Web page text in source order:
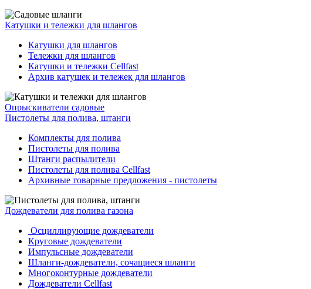
Катушки и тележки для шлангов
Катушки для шлангов
Тележки для шлангов
Катушки и тележки Cellfast
Архив катушек и тележек для шлангов
Опрыскиватели садовые
Пистолеты для полива, штанги
Комплекты для полива
Пистолеты для полива
Штанги распылители
Пистолеты для полива Cellfast
Архивные товарные предложения - пистолеты
Дождеватели для полива газона
Осциллирующие дождеватели
Круговые дождеватели
Импульсные дождеватели
Шланги-дождеватели, сочащиеся шланги
Многоконтурные дождеватели
Дождеватели Cellfast